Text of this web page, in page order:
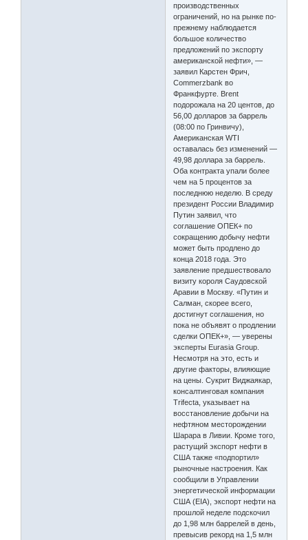
производственных
ограничений, но на рынке по-
прежнему наблюдается
большое количество
предложений по экспорту
американской нефти», —
заявил Карстен Фрич,
Commerzbank во
Франкфурте. Brent
подорожала на 20 центов, до
56,00 долларов за баррель
(08:00 по Гринвичу),
Американская WTI
оставалась без изменений —
49,98 доллара за баррель.
Оба контракта упали более
чем на 5 процентов за
последнюю неделю. В среду
президент России Владимир
Путин заявил, что
соглашение ОПЕК+ по
сокращению добычу нефти
может быть продлено до
конца 2018 года. Это
заявление предшествовало
визиту короля Саудовской
Аравии в Москву. «Путин и
Салман, скорее всего,
достигнут соглашения, но
пока не объявят о продлении
сделки ОПЕК+», — уверены
эксперты Eurasia Group.
Несмотря на это, есть и
другие факторы, влияющие
на цены. Сукрит Виджаякар,
консалтинговая компания
Trifecta, указывает на
восстановление добычи на
нефтяном месторождении
Шарара в Ливии. Кроме того,
растущий экспорт нефти в
США также «подпортил»
рыночные настроения. Как
сообщили в Управлении
энергетической информации
США (EIA), экспорт нефти на
прошлой неделе подскочил
до 1,98 млн баррелей в день,
превысив рекорд на 1,5 млн